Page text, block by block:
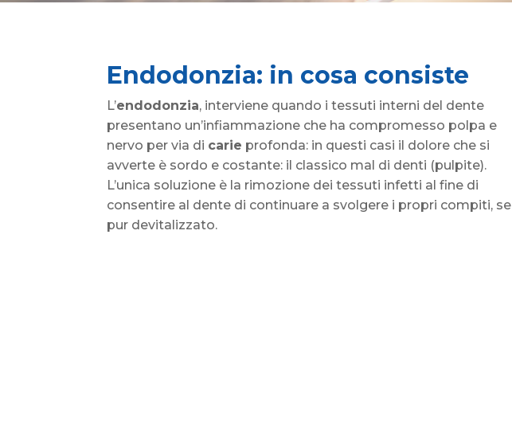
Endodonzia: in cosa consiste
L’endodonzia, interviene quando i tessuti interni del dente
presentano un’infiammazione che ha compromesso polpa e
nervo per via di carie profonda: in questi casi il dolore che si
avverte è sordo e costante: il classico mal di denti (pulpite).
L’unica soluzione è la rimozione dei tessuti infetti al fine di
consentire al dente di continuare a svolgere i propri compiti, se
pur devitalizzato.